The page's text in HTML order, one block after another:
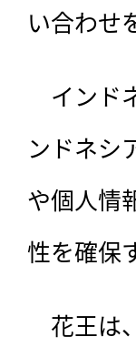
い合わせ
インド
ンドネシ
や個人情
性を確保
花王は